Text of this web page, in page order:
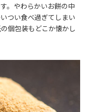
。やわらかいお餅の中
つい食べ過ぎてしまい
個包装もどこか懐かし